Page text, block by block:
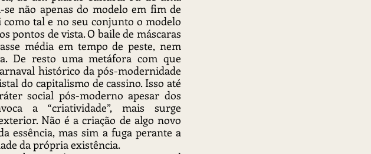
não apenas do modelo em fim de
tal e no seu conjunto o modelo
pontos de vista. O baile de máscaras
média em tempo de peste, nem
De resto uma metáfora com que
histórico da pós-modernidade
do capitalismo de cassino. Isso até
social pós-moderno apesar dos
a “criatividade”, mais surge
Não é a criação de algo novo
essência, mas sim a fuga perante a
da própria existência.